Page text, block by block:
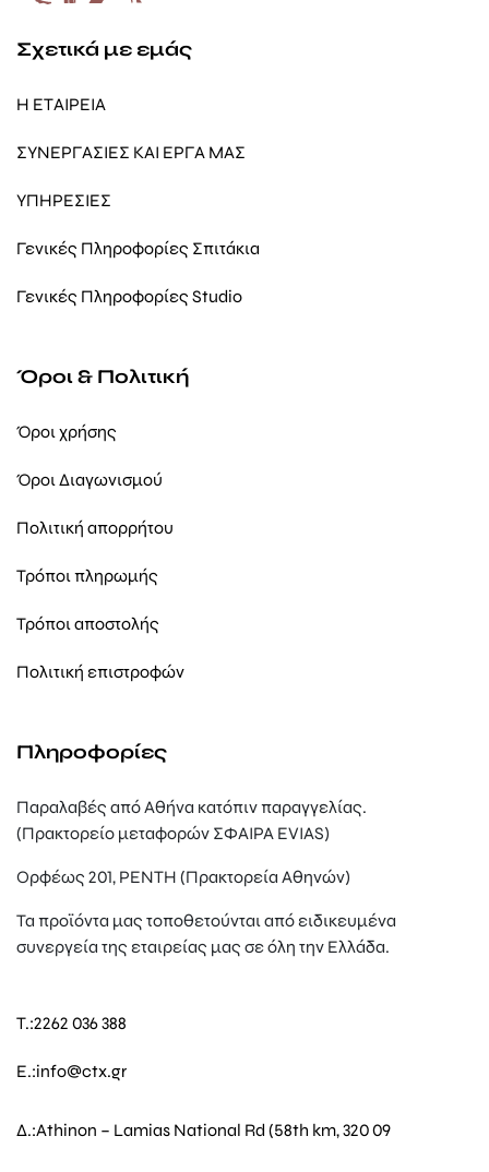
Σχετικά με εμάς
Η ΕΤΑΙΡΕΙΑ
ΣΥΝΕΡΓΑΣΙΕΣ ΚΑΙ ΕΡΓΑ ΜΑΣ
ΥΠΗΡΕΣΙΕΣ
Γενικές Πληροφορίες Σπιτάκια
Γενικές Πληροφορίες Studio
Όροι & Πολιτική
Όροι χρήσης
Όροι Διαγωνισμού
Πολιτική απορρήτου
Τρόποι πληρωμής
Τρόποι αποστολής
Πολιτική επιστροφών
Πληροφορίες
Παραλαβές από Αθήνα κατόπιν παραγγελίας.
(Πρακτορείο μεταφορών ΣΦΑΙΡΑ EVIAS)
Ορφέως 201, ΡΕΝΤΗ (Πρακτορεία Αθηνών)
Τα προϊόντα μας τοποθετούνται από ειδικευμένα
συνεργεία της εταιρείας μας σε όλη την Ελλάδα.
T.:2262 036 388
E.:info@ctx.gr
Δ.:Athinon – Lamias National Rd (58th km, 320 09